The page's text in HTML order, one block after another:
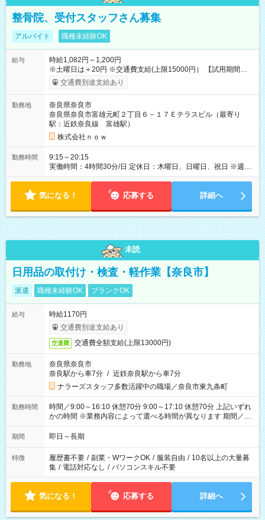
整骨院、受付スタッフさん募集
アルバイト 職種未経験OK
給与
時給1,082円～1,200円
※土曜日は＋20円 ※交通費支給(上限15000円） 【試用期間】試
用期間なし
交通費別途支給あり
勤務地
奈良県奈良市
奈良県奈良市富雄元町２丁目６－１７Ｅテラスビル（最寄り
駅：近鉄奈良線 富雄駅）
株式会社ｎｏｗ
勤務時間
9:15～20:15
実働時間：4時間30分/日 定休日：木曜日、日曜日、祝日 ※週2
日以上ご勤務いただける方、大歓迎です ※勤務時間： 平日 午
時30分～13時45分／午後15時45分～19時30分
気になる！ 応募する 詳細へ
未読
日用品の取付け・検査・軽作業【奈良市】
派遣 職種未経験OK ブランクOK
給与
時給1170円
交通費別途支給あり
交通費 交通費全額支給(上限13000円)
勤務地
奈良県奈良市
奈良駅から車7分 / 近鉄奈良駅から車7分
ナラーズスタッフ多数活躍中の職場／奈良市東九条町
勤務時間
時間／9:00～16:10 休憩70分 9:00～17:10 休憩70分 上記いずれ
かの時間 ※業務内容によって選べる時間が異なります 期間／即
日～長期安定 スタート日は相談可能！ 勤務日／月～金の週4日
～でOK！
期間 即日～長期
特徴 履歴書不要 / 副業・WワークOK / 服装自由 / 10名以上の大量募
集 / 電話対応なし / パソコンスキル不要
気になる！ 応募する 詳細へ